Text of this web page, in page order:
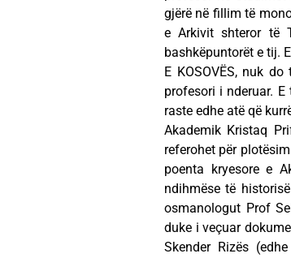
gjërë në fillim të
e Arkivit shteror të
bashkëpuntorët e tij.
E KOSOVËS, nuk
profesori i nderuar.
raste edhe atë që
Akademik Kristaq
referohet për
poenta kryesore e
ndihmëse të
osmanologut Prof
duke i veçuar
Skender Rizës